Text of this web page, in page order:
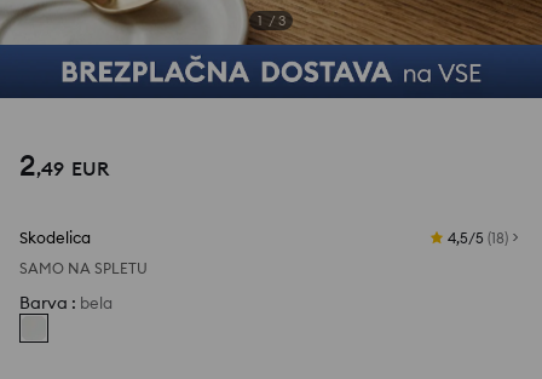
1 / 3
2,49 EUR
Skodelica 4,5/5 (18)
SAMO NA SPLETU
Barva : bela